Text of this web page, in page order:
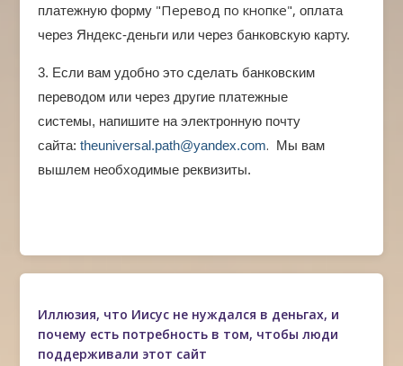
платежную форму "Перевод по кнопке",оплата
через Яндекс-деньги или через банковскую карту.
3. Если вам удобно это сделать банковским
переводом или через другие платежные
системы, напишите на электронную почту
сайта:theuniversal.path@yandex.com. Мы вам
вышлем необходимые реквизиты.
Иллюзия, что Иисус не нуждался в деньгах, и
почему есть потребность в том, чтобы люди
поддерживали этот сайт